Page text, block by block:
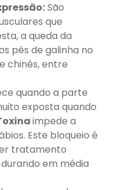
São
que
a queda da
pés de galinha no
chinês, entre
quando a parte
exposta quando
impede a
Este bloqueio é
tratamento
durando em média